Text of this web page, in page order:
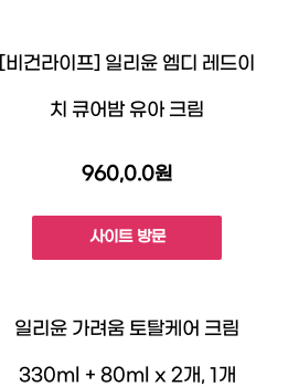
[비건라이프] 일리윤 엠디 레드이
치 큐어밤 유아 크림
960,0.0원
사이트 방문
일리윤 가려움 토탈케어 크림
330ml + 80ml x 2개, 1개